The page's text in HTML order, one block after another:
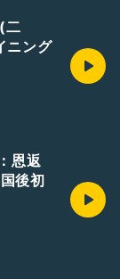
二
ニング
恩返
後初